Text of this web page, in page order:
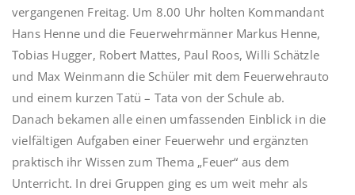
vergangenen Freitag. Um 8.00 Uhr holten Kommandant
Hans Henne und die Feuerwehrmänner Markus Henne,
Tobias Hugger, Robert Mattes, Paul Roos, Willi Schätzle
und Max Weinmann die Schüler mit dem Feuerwehrauto
und einem kurzen Tatü – Tata von der Schule ab.
Danach bekamen alle einen umfassenden Einblick in die
vielfältigen Aufgaben einer Feuerwehr und ergänzten
praktisch ihr Wissen zum Thema „Feuer“ aus dem
Unterricht. In drei Gruppen ging es um weit mehr als